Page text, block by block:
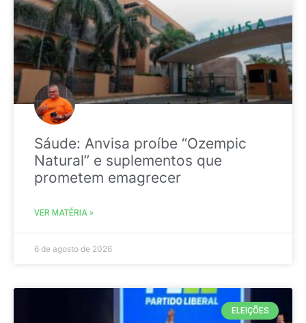
Sáude: Anvisa proíbe “Ozempic
Natural” e suplementos que
prometem emagrecer
VER MATÉRIA »
6 de agosto de 2026
ELEIÇÕES